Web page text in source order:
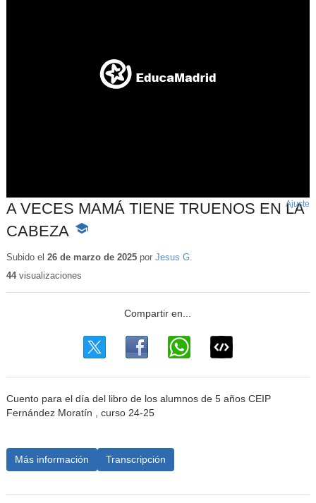
A VECES MAMÁ TIENE TRUENOS EN LA
CABEZA -
educativo
Ajuste
Subido el 26 de marzo de 2025por Jesus G.
44visualizaciones
Cuento para el día del libro de los alumnos de 5 años CEIP
Fernández Moratín , curso 24-25
Más información Transcripción